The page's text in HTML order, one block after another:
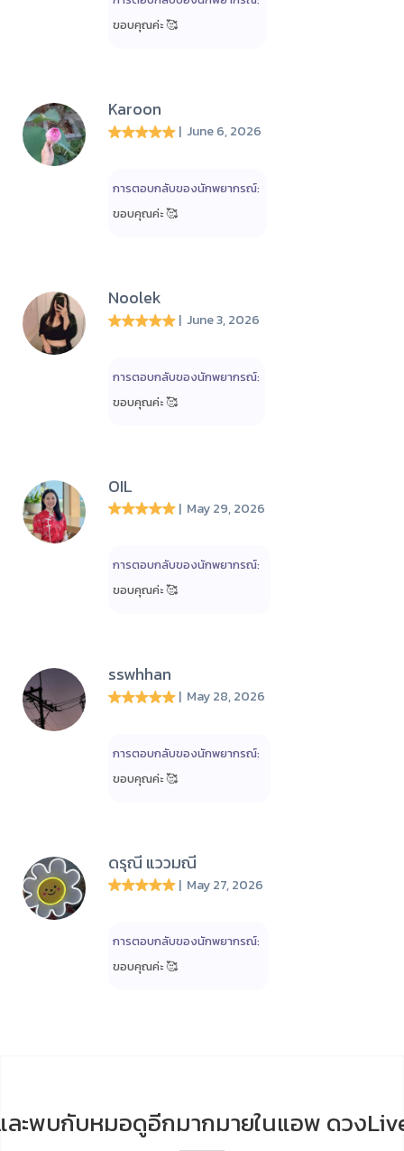
ขอบคุณค่ะ 🥰
Karoon
| June 6, 2026
การตอบกลับของนักพยากรณ์:
ขอบคุณค่ะ 🥰
Noolek
| June 3, 2026
การตอบกลับของนักพยากรณ์:
ขอบคุณค่ะ 🥰
OIL
| May 29, 2026
การตอบกลับของนักพยากรณ์:
ขอบคุณค่ะ 🥰
sswhhan
| May 28, 2026
การตอบกลับของนักพยากรณ์:
ขอบคุณค่ะ 🥰
ดรุณี แววมณี
| May 27, 2026
การตอบกลับของนักพยากรณ์:
ขอบคุณค่ะ 🥰
ละพบกับหมอดูอีกมากมายในแอพ ดวง